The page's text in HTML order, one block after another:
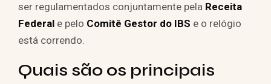
ser regulamentados conjuntamente pela Receita
Federal e pelo Comitê Gestor do IBS e o relógio
está correndo.
Quais são os principais